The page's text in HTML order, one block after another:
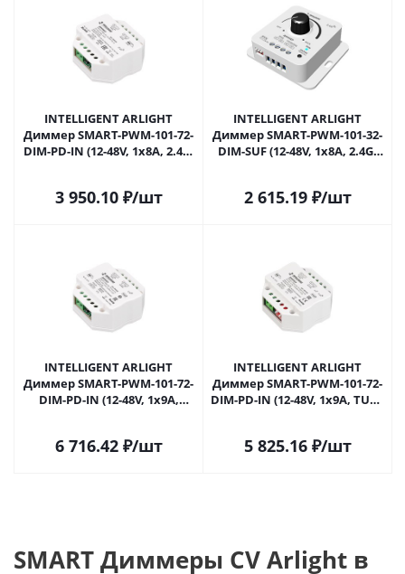
INTELLIGENT ARLIGHT
Диммер SMART-PWM-101-72-
DIM-PD-IN (12-48V, 1x8A, 2.4G)
3 950.10₽/шт
INTELLIGENT ARLIGHT
Диммер SMART-PWM-101-32-
DIM-SUF (12-48V, 1x8A, 2.4G)
2 615.19₽/шт
INTELLIGENT ARLIGHT
Диммер SMART-PWM-101-72-
DIM-PD-IN (12-48V, 1x9A,
Москве
6 716.42₽/шт
INTELLIGENT ARLIGHT
Диммер SMART-PWM-101-72-
DIM-PD-IN (12-48V, 1x9A, TUYA
Москве
5 825.16₽/шт
SMART Диммеры CV Arlight в